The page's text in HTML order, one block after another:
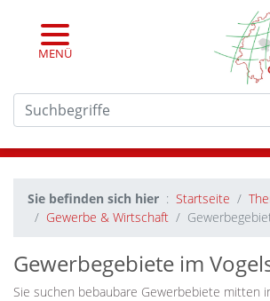
MENÜ
Sie befinden sich hier Startseite
Gewerbe & Wirtschaft
Gewerbegebiete im
Sie suchen bebaubare Gewerbebiete mitten